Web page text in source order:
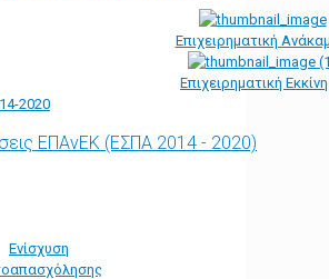
Επιχειρηματική
Επιχειρηματική
2020
ΕΠΑνΕΚ (ΕΣΠΑ 2014 - 2020)
Ενίσχυση